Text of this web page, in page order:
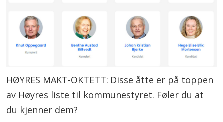
HØYRES MAKT-OKTETT: Disse åtte er på toppen
av Høyres liste til kommunestyret. Føler du at
du kjenner dem?